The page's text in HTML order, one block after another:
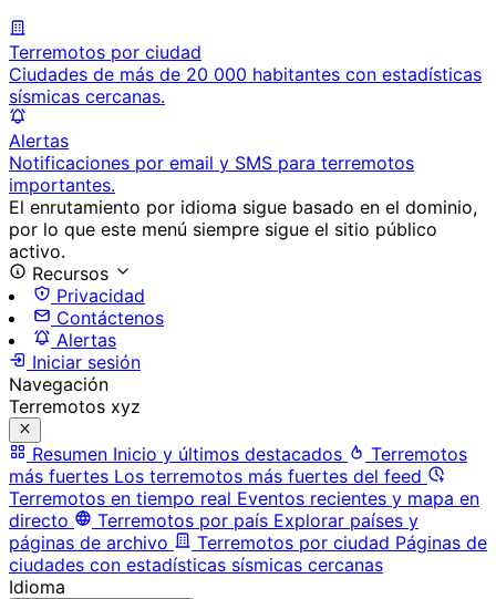
Terremotos por ciudad
Ciudades de más de 20 000 habitantes con estadísticas
sísmicas cercanas.
Alertas
Notificaciones por email y SMS para terremotos
importantes.
El enrutamiento por idioma sigue basado en el dominio,
por lo que este menú siempre sigue el sitio público
activo.
Recursos
Privacidad
Contáctenos
Alertas
Iniciar sesión
Navegación
Terremotos xyz
Resumen Inicio y últimos destacados
Terremotos
más fuertes Los terremotos más fuertes del feed
Terremotos en tiempo real Eventos recientes y mapa en
directo
Terremotos por país Explorar países y
páginas de archivo
Terremotos por ciudad Páginas de
ciudades con estadísticas sísmicas cercanas
Idioma